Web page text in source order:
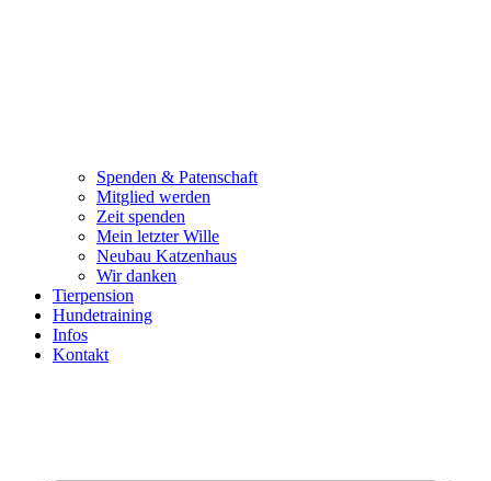
Spenden & Patenschaft
Mitglied werden
Zeit spenden
Mein letzter Wille
Neubau Katzenhaus
Wir danken
Tierpension
Hundetraining
Infos
Kontakt